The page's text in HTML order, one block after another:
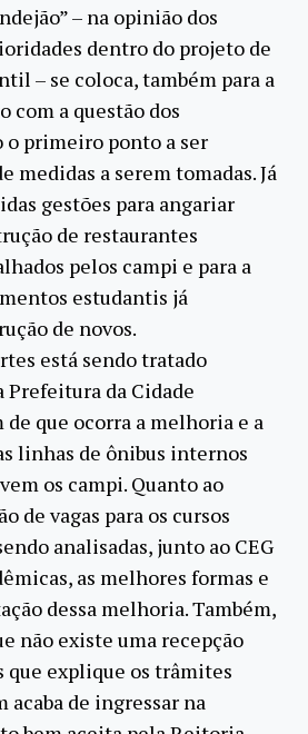
– na opinião dos
dentro do projeto de
– se coloca, também para a
com a questão dos
o primeiro ponto a ser
medidas a serem tomadas. Já
gestões para angariar
de restaurantes
pelos campi e para a
estudantis já
de novos.
está sendo tratado
da Cidade
que ocorra a melhoria e a
linhas de ônibus internos
os campi. Quanto ao
de vagas para os cursos
analisadas, junto ao CEG
as melhores formas e
dessa melhoria. Também,
não existe uma recepção
que explique os trâmites
acaba de ingressar na